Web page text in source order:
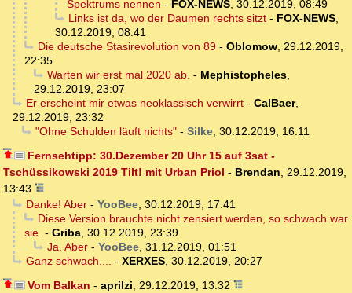
Spektrums nennen - FOX-NEWS 30.12.2019, 08:49
Links ist da, wo der Daumen rechts sitzt- FOX-NEWS,
30.12.2019, 08:41
Die deutsche Stasirevolution von 89- Oblomow, 29.12.2019,
22:35
Warten wir erst mal 2020 ab. - Mephistopheles,
29.12.2019, 23:07
Er erscheint mir etwas neoklassisch verwirrt- CalBaer,
29.12.2019, 23:32
"Ohne Schulden läuft nichts"- Silke, 30.12.2019, 16:11
Fernsehtipp: 30.Dezember 20 Uhr 15 auf 3sat -
Tschüssikowski 2019 Tilt! mit Urban Priol - Brendan
29.12.2019,
13:43
Danke! Aber- YooBee, 30.12.2019, 17:41
Diese Version brauchte nicht zensiert werden, so schwach war
sie. - Griba 30.12.2019, 23:39
Ja. Aber- YooBee, 31.12.2019, 01:51
Ganz schwach....
- XERXES, 30.12.2019, 20:27
Vom Balkan - aprilzi
29.12.2019, 13:32